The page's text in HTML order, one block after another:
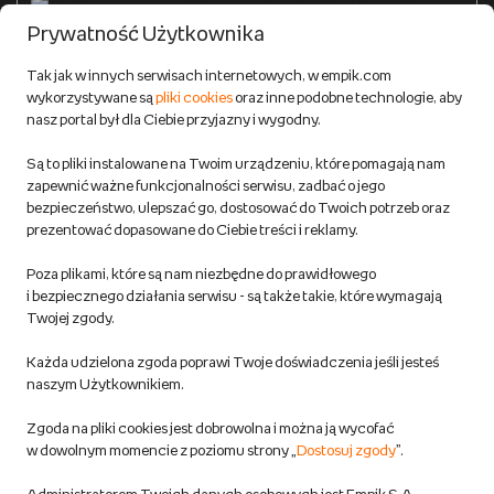
Zwroty
Reklamacje
Regulamin empik.com
Pozostałe Regulaminy Empiku
Polityka prywatności empik.com
produktów niebezpiecznych
Dostosuj zgody
Polityka prywatności empik
Do 100 zł na pierwsze zakupy w aplikacji. Pobierz i
korzystaj z kodów zniżkowych.Dowiedz się więcej
Prywatność Użytkownika
Tak jak w innych serwisach internetowych, w empik.com
wykorzystywane sąpliki cookiesoraz inne podobne technologie, aby
nasz portal był dla Ciebie przyjazny i wygodny.
Są to pliki instalowane na Twoim urządzeniu, które pomagają nam
zapewnić ważne funkcjonalności serwisu, zadbać o jego
bezpieczeństwo, ulepszać go, dostosować do Twoich potrzeb oraz
prezentować dopasowane do Ciebie treści i reklamy.
Poza plikami, które są nam niezbędne do prawidłowego
i bezpiecznego działania serwisu - są także takie, które wymagają
Twojej zgody.
Każda udzielona zgoda poprawi Twoje doświadczenia jeśli jesteś
naszym Użytkownikiem.
Zgoda na pliki cookies jest dobrowolna i można ją wycofać
w dowolnym momencie z poziomu strony „ Dostosuj zgody”.